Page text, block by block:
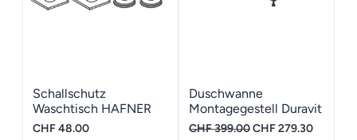
Schallschutz
Waschtisch HAFNER
Gummiband 160
CHF48.00
Duschwanne
Montagegestell Duravit
Stonetto 160×100
CHF399.00Ursprünglicher
CHF279.30